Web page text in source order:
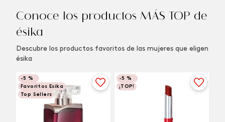
Conoce los productos MÁS TOP de
ésika
Descubre los productos favoritos de las mujeres que eligen
ésika
-5 %
Favoritos Esika
Top Sellers
-5 %
¡TOP!